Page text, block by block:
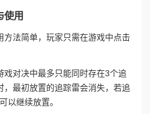
使用
方法简单，玩家只需在游戏中点击
戏对决中最多只能同时存在3个追
，最初放置的追踪雷会消失，若追
以继续放置。